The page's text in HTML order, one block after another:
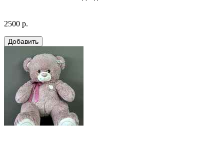
2500 р.